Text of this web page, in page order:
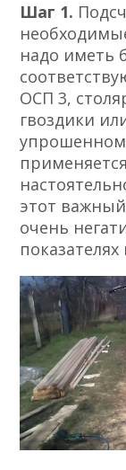
Шаг 1.
надо иметь
ОСП 3,
гвоздики
упрошенном
этот
очень